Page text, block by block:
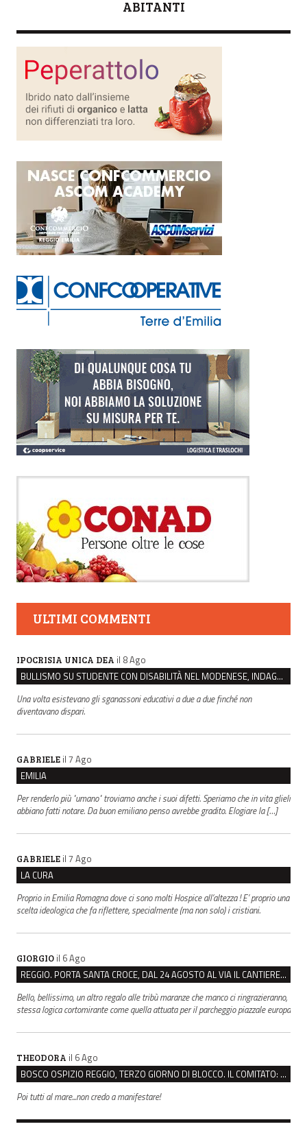
ABITANTI
ULTIMI COMMENTI
IPOCRISIA UNICA DEA il 8 Ago
BULLISMO SU STUDENTE CON DISABILITÀ NEL MODENESE, INDAGATI DUE RAGAZZI DI 16 ANNI
Una volta esistevano gli sganassoni educativi a due a due finché non
diventavano dispari.
GABRIELE il 7 Ago
EMILIA
Per renderlo più "umano" troviamo anche i suoi difetti. Speriamo che in vita glieli
abbiano fatti notare. Da buon emiliano penso avrebbe gradito. Elogiare la […]
GABRIELE il 7 Ago
LA CURA
Proprio in Emilia Romagna dove ci sono molti Hospice all’altezza ! E’ proprio una
scelta ideologica che fa riflettere, specialmente (ma non solo) i cristiani.
GIORGIO il 6 Ago
REGGIO. PORTA SANTA CROCE, DAL 24 AGOSTO AL VIA IL CANTIERE PER IL NUOVO COLLETTORE FOGNARIO
Bello, bellissimo, un altro regalo alle tribù maranze che manco ci ringrazieranno,
stessa logica cortomirante come quella attuata per il parcheggio piazzale europa
THEODORA il 6 Ago
BOSCO OSPIZIO REGGIO, TERZO GIORNO DI BLOCCO. IL COMITATO: “PRESIDIO FINO A VENERDÌ”
Poi tutti al mare...non credo a manifestare!